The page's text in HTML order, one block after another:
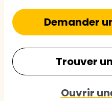
Demander
Trouver
Ouvrir